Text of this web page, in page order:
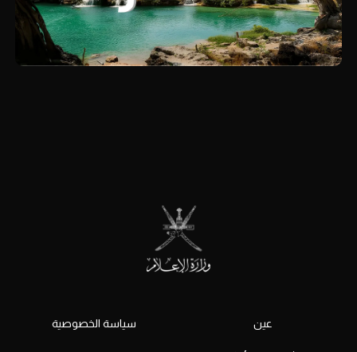
عين سياسة الخصوصية